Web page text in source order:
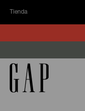
Tienda